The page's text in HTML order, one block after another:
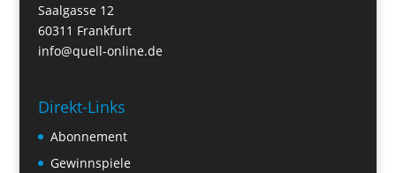
Saalgasse 12
60311 Frankfurt
info@quell-online.de
Direkt-Links
Abonnement
Gewinnspiele